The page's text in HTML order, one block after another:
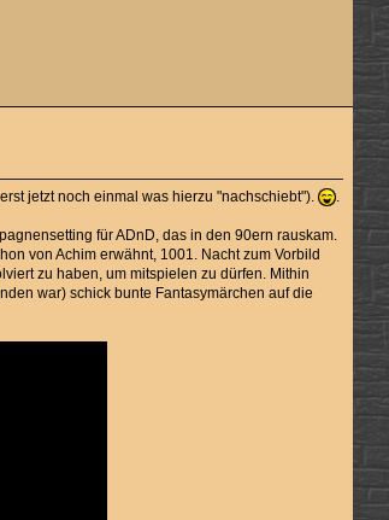
jetzt noch einmal was hierzu "nachschiebt"). .
für ADnD, das in den 90ern rauskam.
von Achim erwähnt, 1001. Nacht zum Vorbild
zu haben, um mitspielen zu dürfen. Mithin
war) schick bunte Fantasymärchen auf die